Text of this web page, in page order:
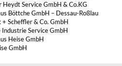
Heydt Service GmbH & Co.KG
Böttche GmbH – Dessau-Roßlau
+ Scheffler & Co. GmbH
Industrie Service GmbH
Heise GmbH
GmbH